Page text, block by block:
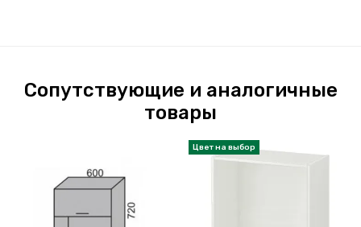
Сопутствующие и аналогичные
товары